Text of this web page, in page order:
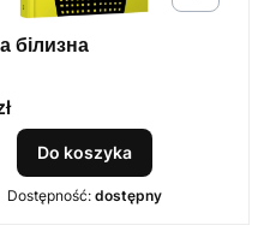
білизна
Do koszyka
Dostępność: dostępny